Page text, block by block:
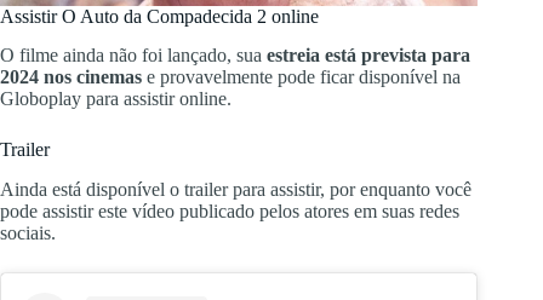
Assistir O Auto da Compadecida 2 online
O filme ainda não foi lançado, sua estreia está prevista para
2024 nos cinemas e provavelmente pode ficar disponível na
Globoplay para assistir online.
Trailer
Ainda está disponível o trailer para assistir, por enquanto você
pode assistir este vídeo publicado pelos atores em suas redes
sociais.